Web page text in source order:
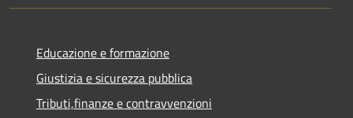
Educazione e formazione
Giustizia e sicurezza pubblica
Tributi,finanze e contravvenzioni